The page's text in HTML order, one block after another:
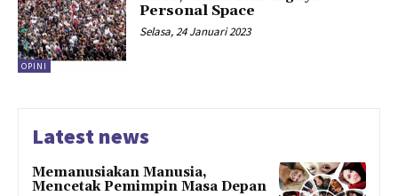
OPINI
Personal Space
Selasa, 24 Januari 2023
Latest news
Memanusiakan Manusia,
Mencetak Pemimpin Masa Depan